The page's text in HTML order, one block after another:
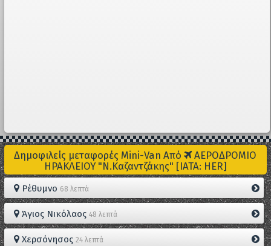
Δημοφιλείς μεταφορές Mini-Van Από
ΑΕΡΟΔΡΟΜΙΟ
ΗΡΑΚΛΕΙΟΥ "Ν.Καζαντζάκης" [IATA: HER]
Ρέθυμνο 68 λεπτά
Άγιος Νικόλαος 48 λεπτά
Χερσόνησος 24 λεπτά